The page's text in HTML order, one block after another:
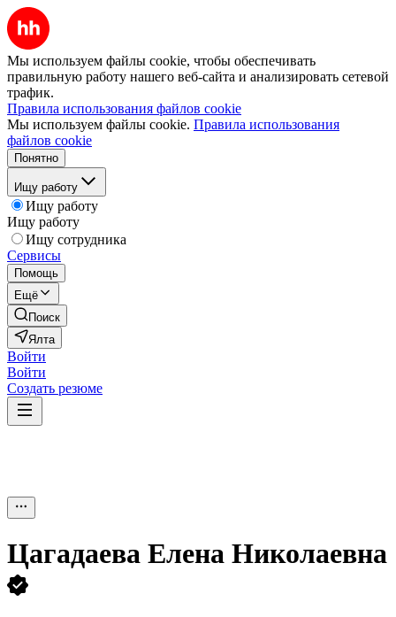
Мы используем файлы cookie, чтобы обеспечивать
правильную работу нашего веб-сайта и анализировать сетевой
трафик.
Правила использования файлов cookie
Мы используем файлы cookie. Правила использования
файлов cookie
Понятно
Ищу работу
Ищу работу
Ищу работу
Ищу сотрудника
Сервисы
Помощь
Ещё
Поиск
Ялта
Войти
Войти
Создать резюме
Цагадаева Елена Николаевна